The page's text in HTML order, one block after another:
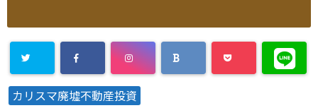
カリスマ廃墟不動産投資